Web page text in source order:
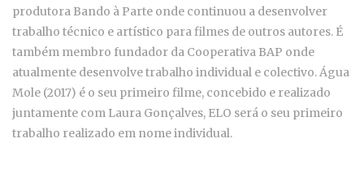
produtora Bando à Parte onde continuou a desenvolver
trabalho técnico e artístico para filmes de outros autores. É
também membro fundador da Cooperativa BAP onde
atualmente desenvolve trabalho individual e colectivo. Água
Mole (2017) é o seu primeiro filme, concebido e realizado
juntamente com Laura Gonçalves, ELO será o seu primeiro
trabalho realizado em nome individual.